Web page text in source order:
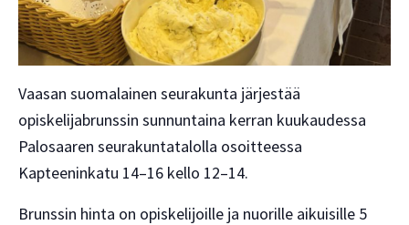
Vaasan suomalainen seurakunta järjestää
opiskelijabrunssin sunnuntaina kerran kuukaudessa
Palosaaren seurakuntatalolla osoitteessa
Kapteeninkatu 14–16 kello 12–14.
Brunssin hinta on opiskelijoille ja nuorille aikuisille 5